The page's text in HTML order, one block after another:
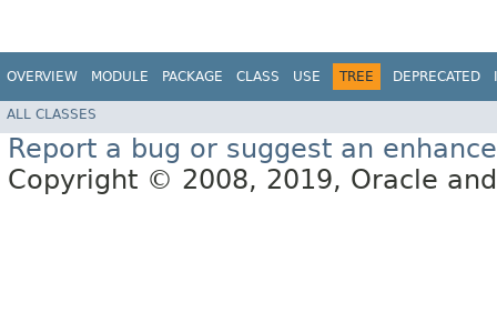
OVERVIEW MODULE PACKAGE CLASS USE TREE DEPRECATED
ALL CLASSES
Report a bug or suggest an
Copyright © 2008, 2019, Oracle